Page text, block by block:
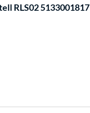
RLS02 5133001817